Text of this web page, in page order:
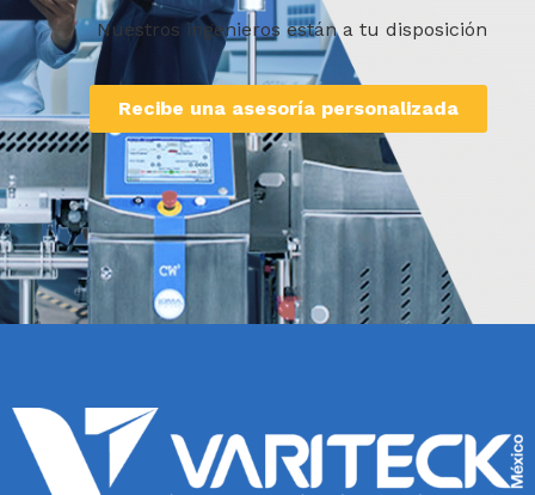
Nuestros ingenieros están a tu disposición
Recibe una asesoría personalizada